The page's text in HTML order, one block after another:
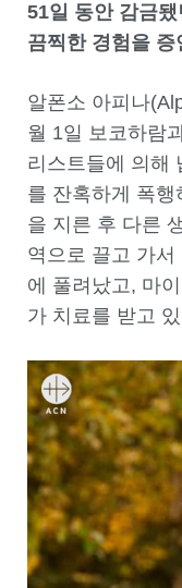
후원하기
51일 동안 감금
끔찍한 경험을 증
알폰소 아피나
월 1일 보코하람
리스트들에 의해
를 잔혹하게 폭
을 지른 후 다른
역으로 끌고 가서
에 풀려났고, 마
가 치료를 받고